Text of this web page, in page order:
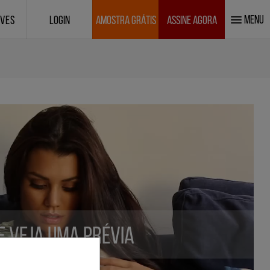
LOGIN AMOSTRA GRÁTIS ASSINE AGORA MENU
veja uma prévia